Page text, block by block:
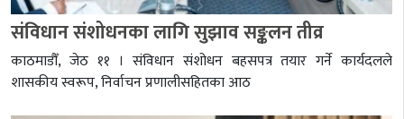
संविधान संशोधनका लागि सुझाव सङ्कलन तीव्र
काठमाडौँ, जेठ ११ । संविधान संशोधन बहसपत्र तयार गर्ने कार्यदलले
शासकीय स्वरूप, निर्वाचन प्रणालीसहितका आठ